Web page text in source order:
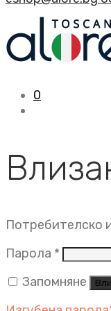
0
Потребителско
Парола *
Запомняне